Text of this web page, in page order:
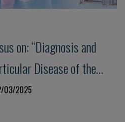
on: “Diagnosis and
Disease of the
Conference”
03/2025